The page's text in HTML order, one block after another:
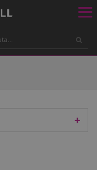
＋